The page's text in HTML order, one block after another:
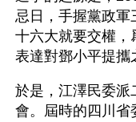
忌日，手握黨政軍
十六大就要交權，
表達對鄧小平提攜
於是，江澤民委派
會。屆時的四川省